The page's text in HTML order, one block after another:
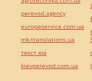
perevod.agency
europeservice.com.ua
mk-translations.ua
текст юа
kievperevod.com.ua